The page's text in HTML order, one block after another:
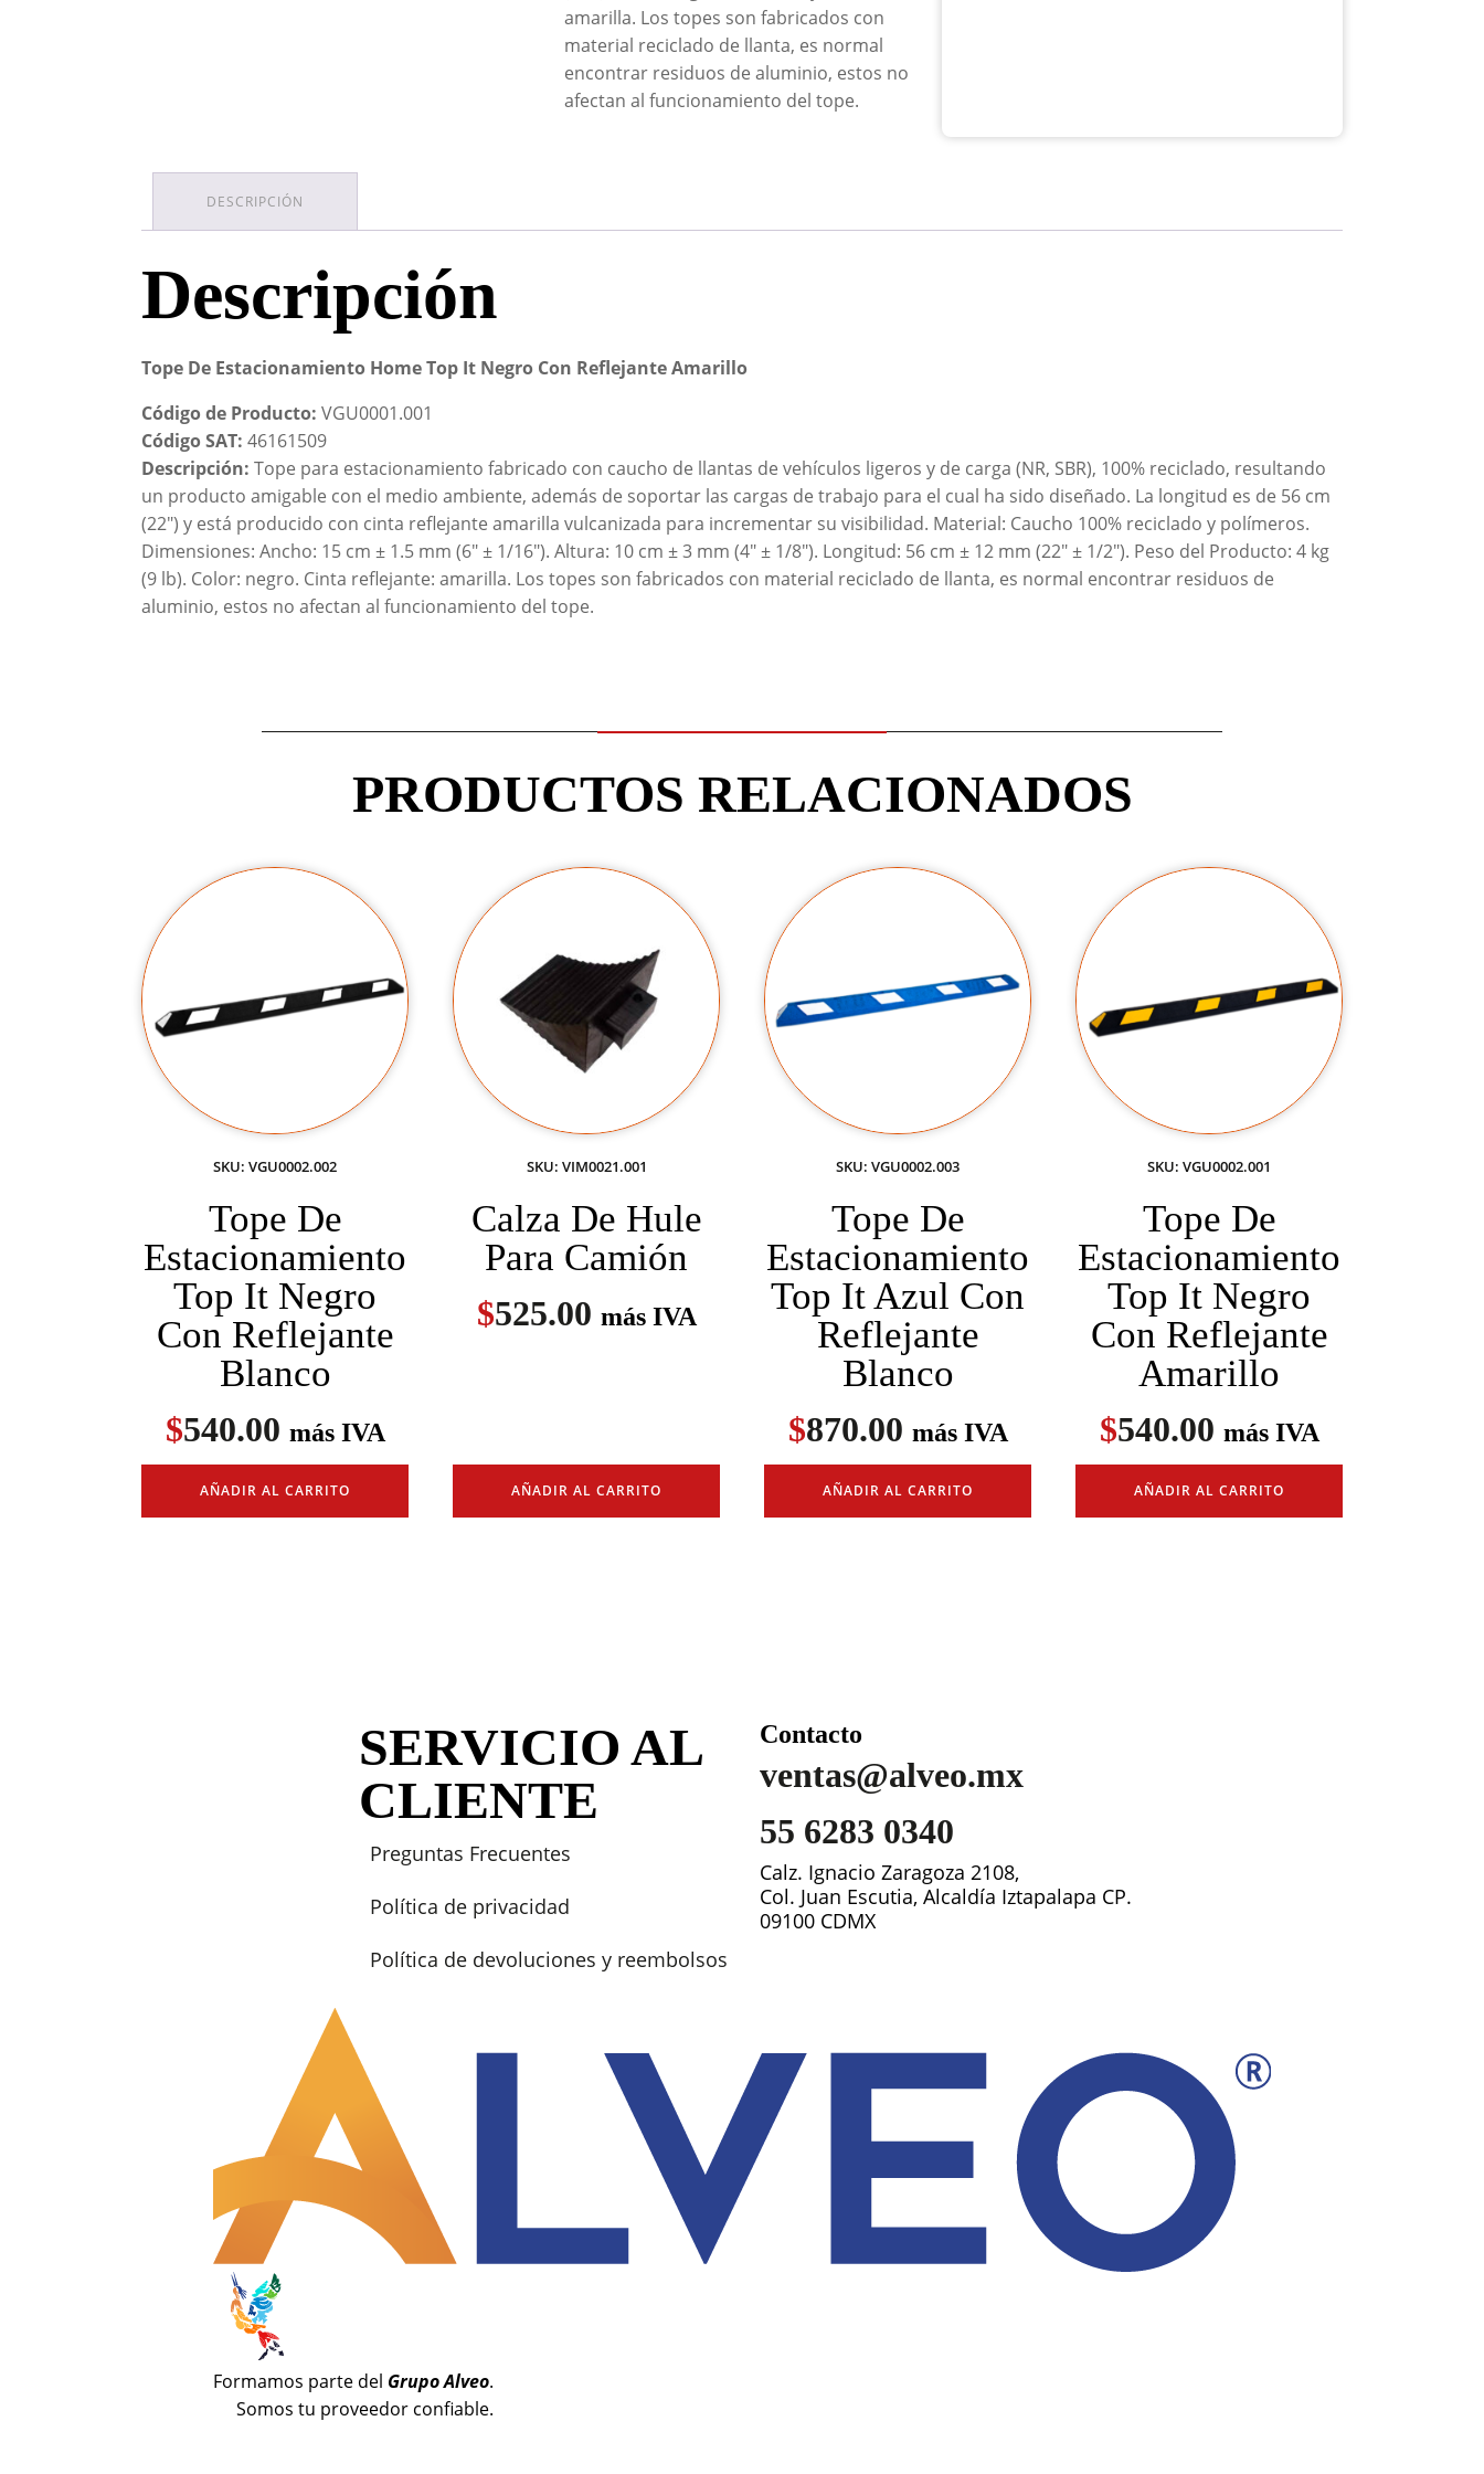
amarilla. Los topes son fabricados con
material reciclado de llanta, es normal
encontrar residuos de aluminio, estos no
afectan al funcionamiento del tope.
DESCRIPCIÓN
Descripción
Tope De Estacionamiento Home Top It Negro Con Reflejante Amarillo
Código de Producto: VGU0001.001
Código SAT: 46161509
Descripción: Tope para estacionamiento fabricado con caucho de llantas de vehículos ligeros y de carga (NR, SBR), 100% reciclado, resultando
un producto amigable con el medio ambiente, además de soportar las cargas de trabajo para el cual ha sido diseñado. La longitud es de 56 cm
(22") y está producido con cinta reflejante amarilla vulcanizada para incrementar su visibilidad. Material: Caucho 100% reciclado y polímeros.
Dimensiones: Ancho: 15 cm ± 1.5 mm (6" ± 1/16"). Altura: 10 cm ± 3 mm (4" ± 1/8"). Longitud: 56 cm ± 12 mm (22" ± 1/2"). Peso del Producto: 4 kg
(9 lb). Color: negro. Cinta reflejante: amarilla. Los topes son fabricados con material reciclado de llanta, es normal encontrar residuos de
aluminio, estos no afectan al funcionamiento del tope.
PRODUCTOS RELACIONADOS
SKU: VGU0002.002
Tope De
Estacionamiento
Top It Negro
Con Reflejante
Blanco
$540.00 más IVA
AÑADIR AL CARRITO
SKU: VIM0021.001
Calza De Hule
Para Camión
$525.00 más IVA
AÑADIR AL CARRITO
SKU: VGU0002.003
Tope De
Estacionamiento
Top It Azul Con
Reflejante
Blanco
$870.00 más IVA
AÑADIR AL CARRITO
SKU: VGU0002.001
Tope De
Estacionamiento
Top It Negro
Con Reflejante
Amarillo
$540.00 más IVA
AÑADIR AL CARRITO
SERVICIO AL
CLIENTE
Preguntas Frecuentes
Política de privacidad
Política de devoluciones y reembolsos
Contacto
ventas@alveo.mx
55 6283 0340
Calz. Ignacio Zaragoza 2108,
Col. Juan Escutia, Alcaldía Iztapalapa CP.
09100 CDMX
Formamos parte del Grupo Alveo.
Somos tu proveedor confiable.